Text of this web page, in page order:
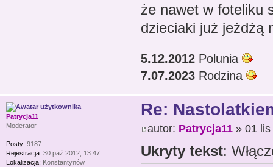
że nawet w foteliku
dzieciaki już jeżdżą
5.12.2012Polunia
7.07.2023Rodzina
Re:
autor: Patrycja11» 01 lis
Ukryty tekst:
Patrycja11
Moderator
Posty: 9187
Rejestracja: 30 paź 2012, 13:47
Lokalizacja: Konstantynów